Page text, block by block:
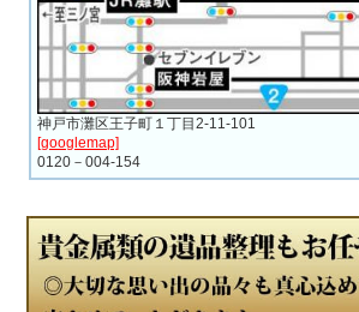
神戸市灘区王子町１丁目2-11-101
[googlemap]
0120－004-154